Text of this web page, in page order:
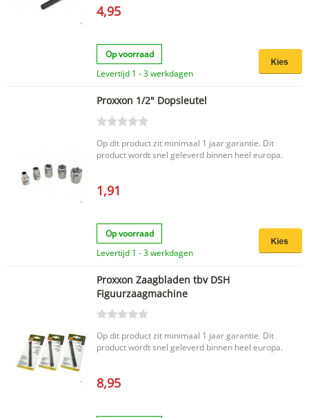
4,95
Op voorraad
Levertijd 1 - 3 werkdagen
Proxxon 1/2" Dopsleutel
Op dit product zit minimaal 1 jaar garantie. Dit
product wordt snel geleverd binnen heel europa.
1,91
Op voorraad
Levertijd 1 - 3 werkdagen
Proxxon Zaagbladen tbv DSH
Figuurzaagmachine
Op dit product zit minimaal 1 jaar garantie. Dit
product wordt snel geleverd binnen heel europa.
8,95